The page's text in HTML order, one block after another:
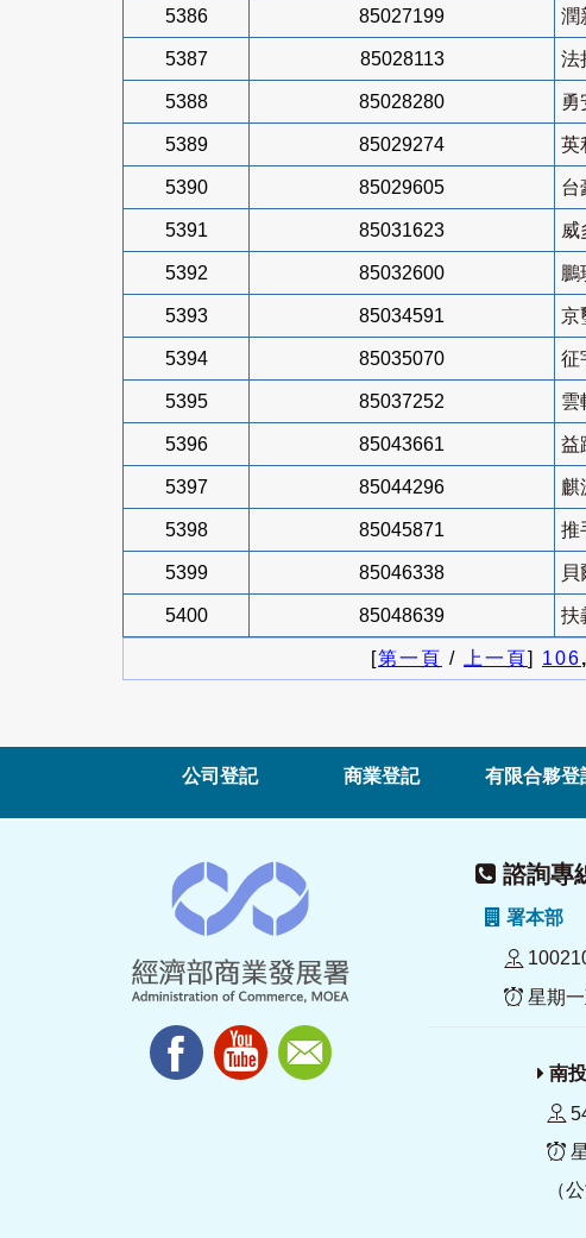
5386 85027199 潤
5387 85028113 法
5388 85028280 勇
5389 85029274 英
5390 85029605 台
5391 85031623 威
5392 85032600 鵬
5393 85034591 京
5394 85035070 征
5395 85037252 雲
5396 85043661 益
5397 85044296 麒
5398 85045871 推
5399 85046338
5400 85048639 扶
[第一頁 / 上一頁] 106,
公司登記 商業登記 有限合夥登
諮詢專
署本
星期一
南
（